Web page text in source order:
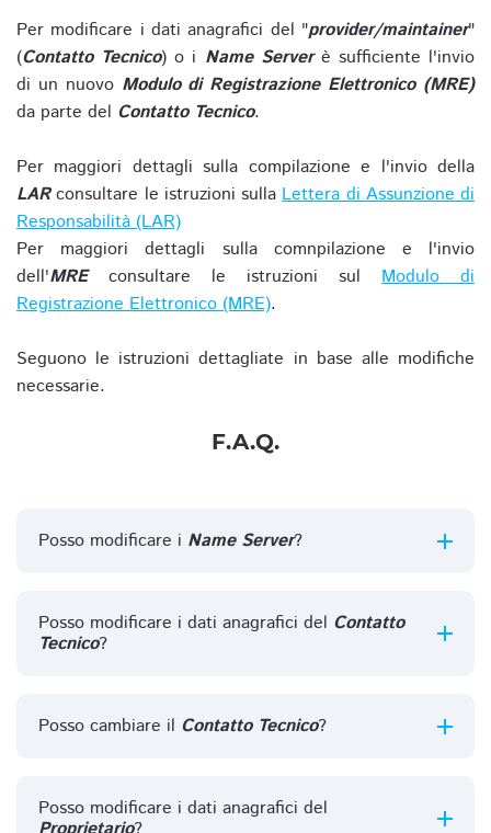
Per modificare i dati anagrafici del "provider/maintainer"
(Contatto Tecnico) o i Name Serverè sufficiente l'invio
di un nuovo Modulo di Registrazione Elettronico (MRE)
da parte del Contatto Tecnico.
Per maggiori dettagli sulla compilazione e l'invio della
LARconsultare le istruzioni sullaLettera di Assunzione di
Responsabilità (LAR)
Per maggiori dettagli sulla comnpilazione e l'invio
dell'MREconsultare le istruzioni sul Modulo di
Registrazione Elettronico (MRE).
Seguono le istruzioni dettagliate in base alle modifiche
necessarie.
F.A.Q.
Posso modificare i Name Server?
Posso modificare i dati anagrafici del Contatto
Tecnico?
Posso cambiare il Contatto Tecnico?
Posso modificare i dati anagrafici del